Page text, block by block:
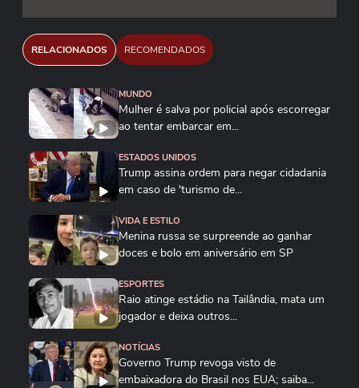
RELACIONADOS RECOMENDADOS
MUNDO
Mulher é salva por policial após escorregar
ao tentar embarcar em...
ESTADOS UNIDOS
Trump assina ordem para negar cidadania
em caso de 'turismo de...
VIDA E ESTILO
Menina russa se surpreende ao ganhar
doces e bolo em aniversário em SP
ESPORTES
Raio atinge estádio na Tailândia, mata um
jogador e deixa outros...
NOTÍCIAS
Governo Trump revoga visto de
embaixadora do Brasil nos EUA; saiba...